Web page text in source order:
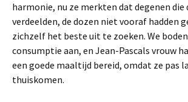
harmonie, nu ze merkten dat degenen die
verdeelden, de dozen niet vooraf hadden
zichzelf het beste uit te zoeken. We
consumptie aan, en Jean-Pascals vrouw
een goede maaltijd bereid, omdat ze pas
thuiskomen.